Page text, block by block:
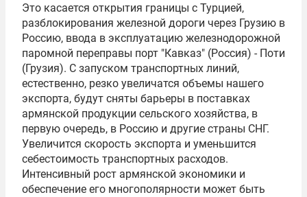
Это касается открытия границы с Турцией,
разблокирования железной дороги через Грузию в
Россию, ввода в эксплуатацию железнодорожной
паромной переправы порт "Кавказ" (Россия) - Поти
(Грузия). С запуском транспортных линий,
естественно, резко увеличатся объемы нашего
экспорта, будут сняты барьеры в поставках
армянской продукции сельского хозяйства, в
первую очередь, в Россию и другие страны СНГ.
Увеличится скорость экспорта и уменьшится
себестоимость транспортных расходов.
Интенсивный рост армянской экономики и
обеспечение его многополярности может быть